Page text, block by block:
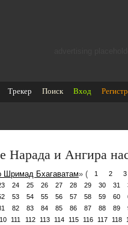
Трекер Поиск Вход
и Ангира
Шримад Бхагаватам» ( 1 2 3
24 25 26 27 28 29 30 31
53 54 55 56 57 58 59 60
82 83 84 85 86 87 88 89
111 112 113 114 115 116 117 118